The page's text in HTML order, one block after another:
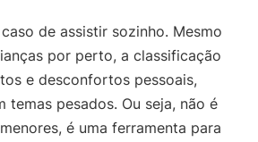
de assistir sozinho. Mesmo
por perto, a classificação
e desconfortos pessoais,
temas pesados. Ou seja, não é
é uma ferramenta para